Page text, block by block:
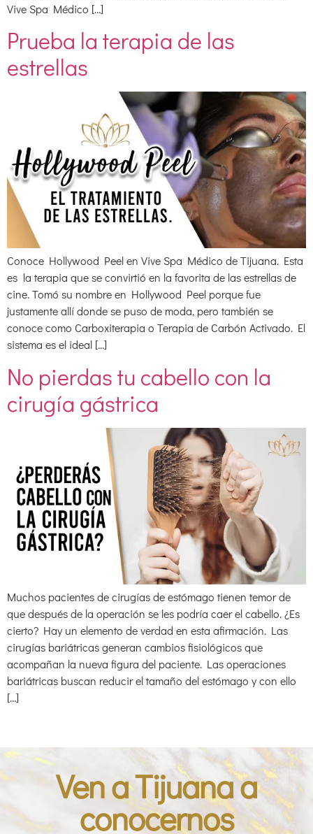
Vive Spa Médico […]
Prueba la terapia de las
estrellas
Conoce Hollywood Peel en Vive Spa Médico de Tijuana. Esta
es la terapia que se convirtió en la favorita de las estrellas de
cine. Tomó su nombre en Hollywood Peel porque fue
justamente allí donde se puso de moda, pero también se
conoce como Carboxiterapia o Terapia de Carbón Activado. El
sistema es el ideal […]
No pierdas tu cabello con la
cirugía gástrica
Muchos pacientes de cirugías de estómago tienen temor de
que después de la operación se les podría caer el cabello. ¿Es
cierto? Hay un elemento de verdad en esta afirmación. Las
cirugías bariátricas generan cambios fisiológicos que
acompañan la nueva figura del paciente. Las operaciones
bariátricas buscan reducir el tamaño del estómago y con ello
[…]
Ven a Tijuana a
conocernos